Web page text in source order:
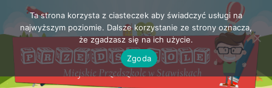
Przejdź
treści
Ta strona korzysta z ciasteczek aby świadczyć usługi na
najwyższym poziomie. Dalsze korzystanie ze strony oznacza,
że zgadzasz się na ich użycie.
Zgoda